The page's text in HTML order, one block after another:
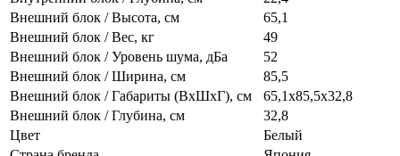
Внешний блок / Высота, см
65,1
Внешний блок / Вес, кг
49
Внешний блок / Уровень шума, дБа
52
Внешний блок / Ширина, см
85,5
Внешний блок / Габариты (ВхШхГ), см
65,1х85,5х32,8
Внешний блок / Глубина, см
32,8
Цвет
Белый